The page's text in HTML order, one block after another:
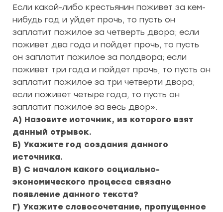
Если какой-либо крестьянин поживет за кем-
нибудь год и уйдет прочь, то пусть он
заплатит пожилое за четверть двора; если
поживет два года и пойдет прочь, то пусть
он заплатит пожилое за полдвора; если
поживет три года и пойдет прочь, то пусть он
заплатит пожилое за три четверти двора;
если поживет четыре года, то пусть он
заплатит пожилое за весь двор».
А) Назовите источник, из которого взят
данный отрывок.
Б) Укажите год создания данного
источника.
В) С началом какого социально-
экономического процесса связано
появление данного текста?
Г) Укажите словосочетание, пропущенное